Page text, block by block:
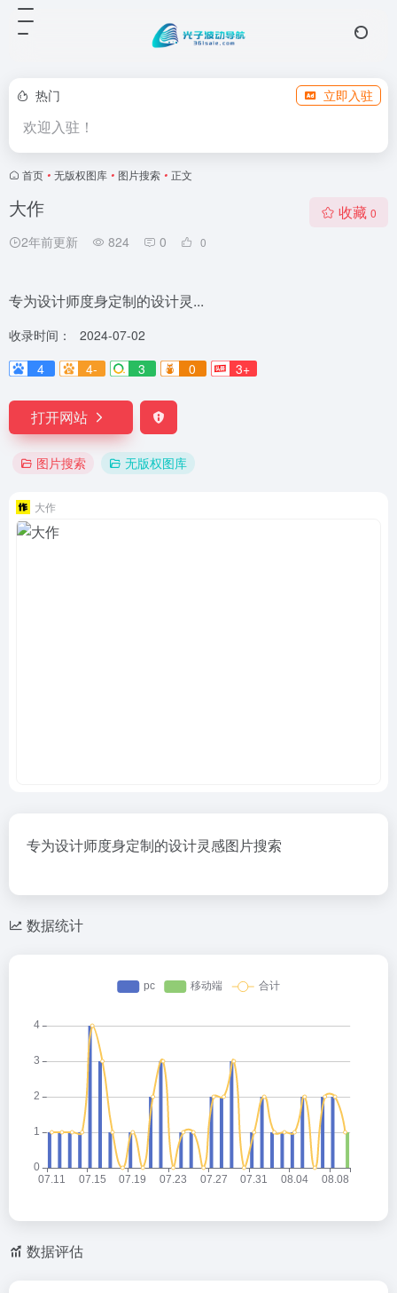
热门 立即入驻
欢迎入驻！
首页 • 无版权图库 • 图片搜索 • 正文
大作
2年前更新 824 0 0
收藏 0
专为设计师度身定制的设计灵...
收录时间：
2024-07-02
4
4- 3 0 3+
打开网站
图片搜索 无版权图库
大作
专为设计师度身定制的设计灵感图片搜索
数据统计
数据评估